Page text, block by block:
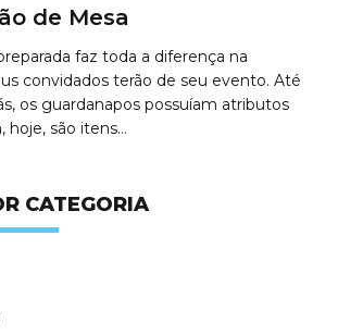
de Mesa
faz toda a diferença na
convidados terão de seu evento. Até
os guardanapos possuíam atributos
hoje, são itens…
CATEGORIA